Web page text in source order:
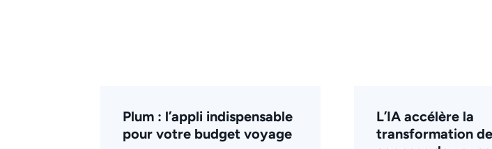
Plum : l’appli indispensable
pour votre budget voyage
L’IA accélère la
transformation